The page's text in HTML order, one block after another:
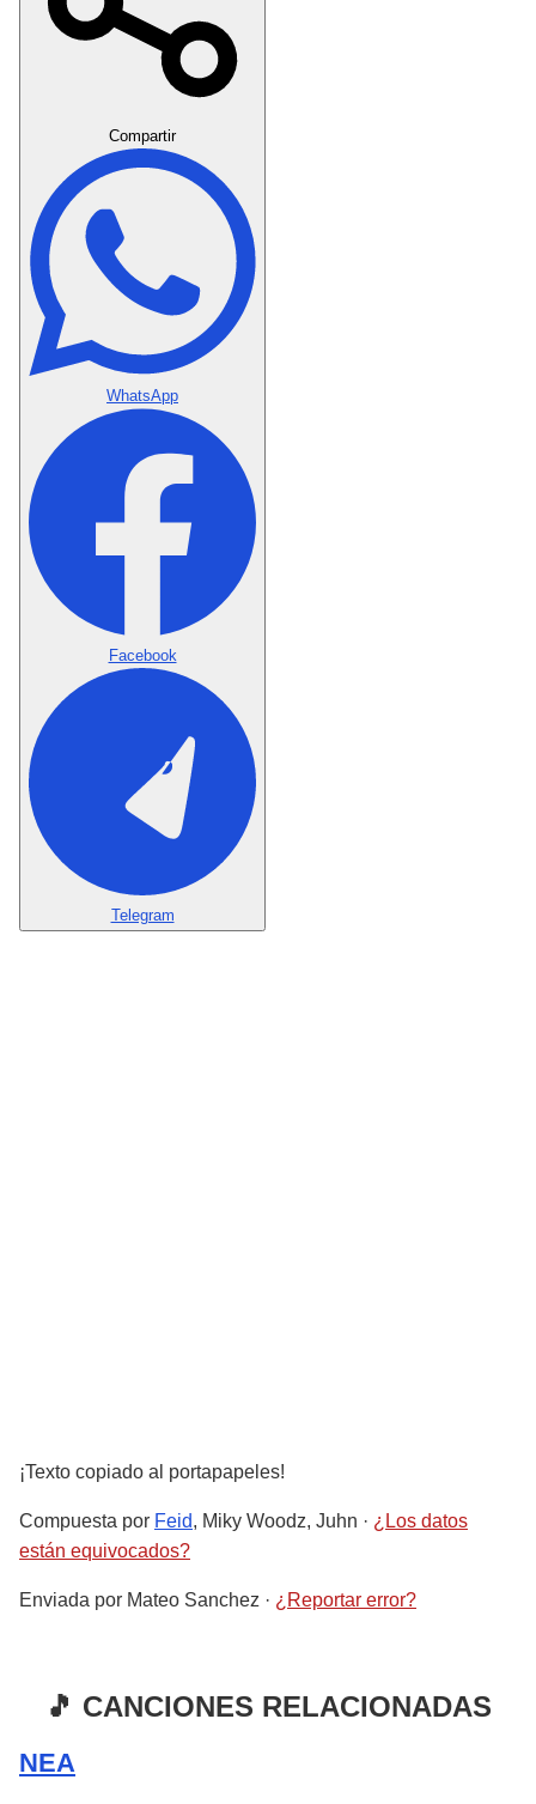
Compartir
WhatsApp
Facebook
Telegram
¡Texto copiado al portapapeles!
Compuesta por Feid, Miky Woodz, Juhn · ¿Los datos
están equivocados?
Enviada por Mateo Sanchez · ¿Reportar error?
🎵 CANCIONES RELACIONADAS
NEA